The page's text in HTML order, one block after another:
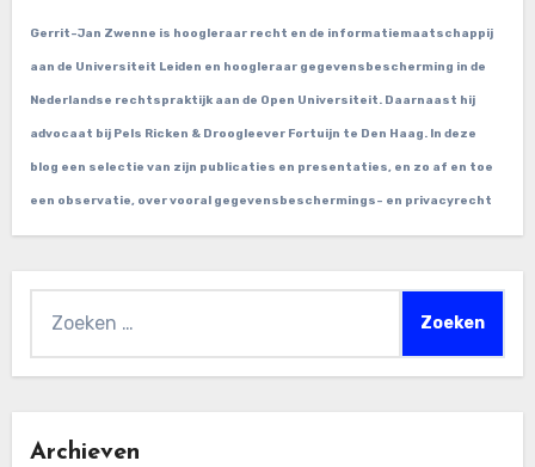
Gerrit-Jan Zwenne is hoogleraar recht en de informatiemaatschappij
aan de Universiteit Leiden en hoogleraar gegevensbescherming in de
Nederlandse rechtspraktijk aan de Open Universiteit. Daarnaast hij
advocaat bij Pels Ricken & Droogleever Fortuijn te Den Haag. In deze
blog een selectie van zijn publicaties en presentaties, en zo af en toe
een observatie, over vooral gegevensbeschermings- en privacyrecht
Archieven